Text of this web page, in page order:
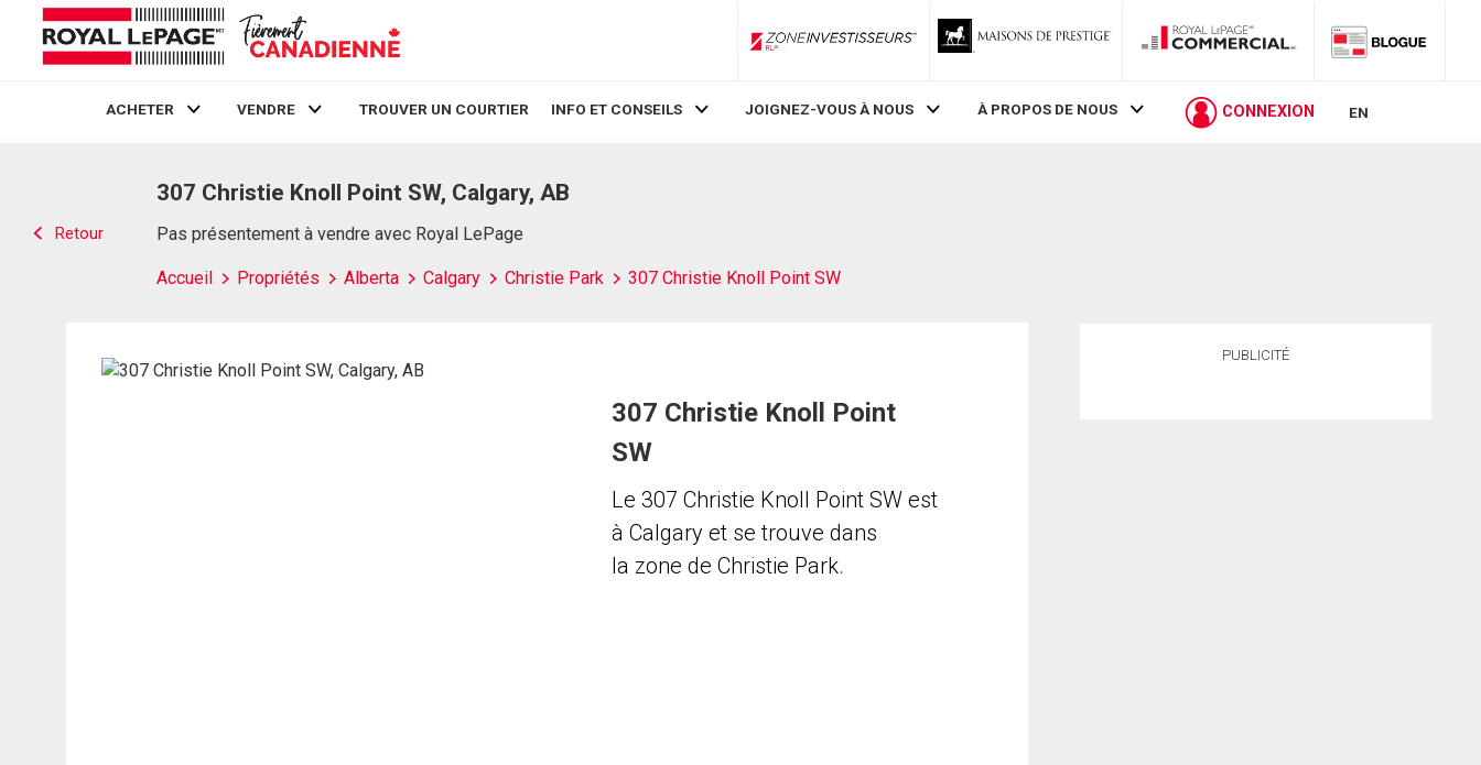
ZoneInvestisseurs RLP
ACHETER VENDRE TROUVER UN COURTIER INFO ET CONSEILS JOIGNEZ-VOUS À NOUS À PROPOS DE NOUS CONNEXION EN
Retour
307 Christie Knoll Point SW, Calgary, AB
Pas présentement à vendre avec Royal LePage
Accueil Propriétés Alberta Calgary Christie Park 307 Christie Knoll Point SW
307 Christie Knoll Point
SW
Le 307 Christie Knoll Point SW est
à Calgary et se trouve dans
la zone de Christie Park.
PUBLICITÉ